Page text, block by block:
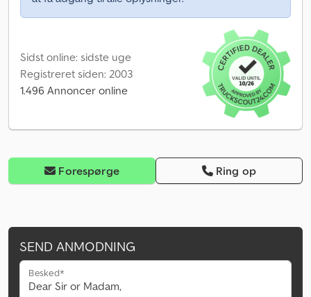
Sidst online: sidste uge
Registreret siden: 2003
1.496 Annoncer online
Forespørge Ring op
SEND ANMODNING
Besked*